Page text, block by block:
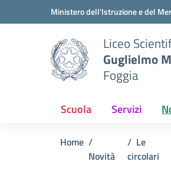
Vai ai contenuti
Vai al menu di navigazioneMinistero dell'Istruzione e del
Liceo
Guglielmo
Foggia
Scuola Servizi
Home
Novità
Le
circolari